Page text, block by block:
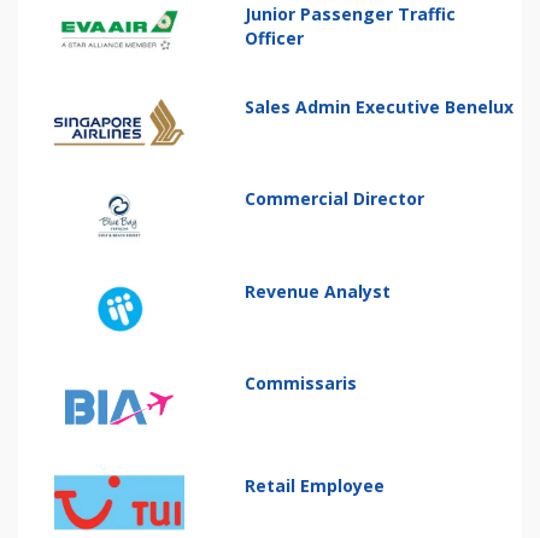
Junior Passenger Traffic
Officer
Sales Admin Executive Benelux
Commercial Director
Revenue Analyst
Commissaris
Retail Employee